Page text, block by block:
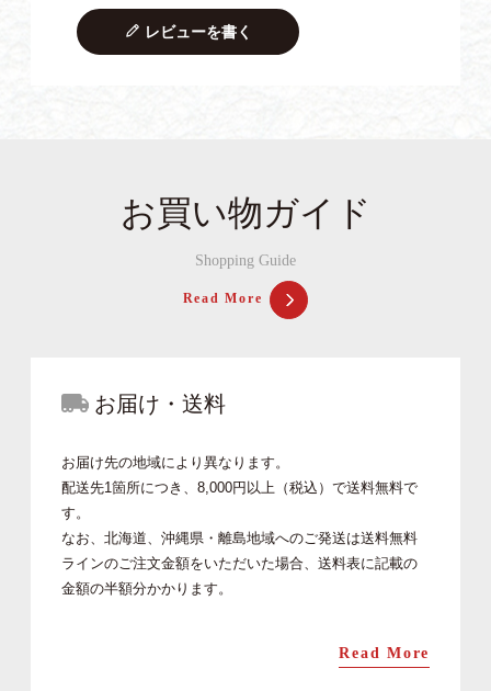
レビューを書く
お買い物ガイド
Shopping Guide
Read More
お届け・送料
お届け先の地域により異なります。
配送先1箇所につき、8,000円以上（税込）で送料無料で
す。
なお、北海道、沖縄県・離島地域へのご発送は送料無料
ラインのご注文金額をいただいた場合、送料表に記載の
金額の半額分かかります。
Read More